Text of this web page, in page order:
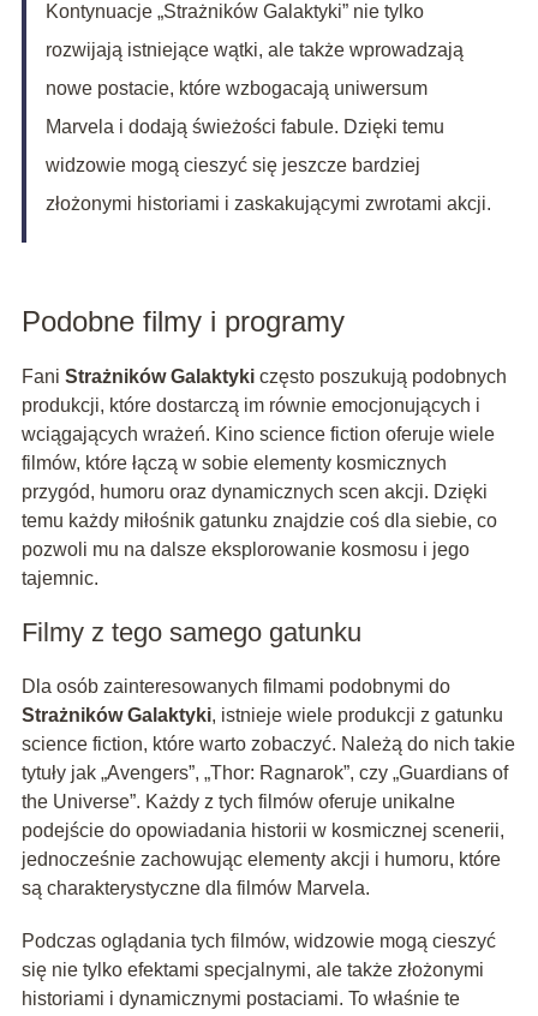
Kontynuacje „Strażników Galaktyki” nie tylko
rozwijają istniejące wątki, ale także wprowadzają
nowe postacie, które wzbogacają uniwersum
Marvela i dodają świeżości fabule. Dzięki temu
widzowie mogą cieszyć się jeszcze bardziej
złożonymi historiami i zaskakującymi zwrotami akcji.
Podobne filmy i programy
Fani Strażników Galaktykiczęsto poszukują podobnych
produkcji, które dostarczą im równie emocjonujących i
wciągających wrażeń. Kino science fiction oferuje wiele
filmów, które łączą w sobie elementy kosmicznych
przygód, humoru oraz dynamicznych scen akcji. Dzięki
temu każdy miłośnik gatunku znajdzie coś dla siebie, co
pozwoli mu na dalsze eksplorowanie kosmosu i jego
tajemnic.
Filmy z tego samego gatunku
Dla osób zainteresowanych filmami podobnymi do
Strażników Galaktyki, istnieje wiele produkcji z gatunku
science fiction, które warto zobaczyć. Należą do nich takie
tytuły jak „Avengers”, „Thor: Ragnarok”, czy „Guardians of
the Universe”. Każdy z tych filmów oferuje unikalne
podejście do opowiadania historii w kosmicznej scenerii,
jednocześnie zachowując elementy akcji i humoru, które
są charakterystyczne dla filmów Marvela.
Podczas oglądania tych filmów, widzowie mogą cieszyć
się nie tylko efektami specjalnymi, ale także złożonymi
historiami i dynamicznymi postaciami. To właśnie te